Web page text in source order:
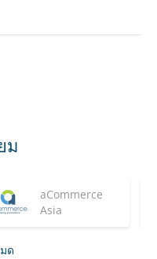
ม
aCommerce
Asia
ด